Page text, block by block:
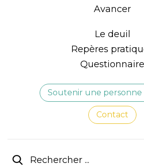
Avancer
Le deuil
Repères
Questionnaire
Soutenir une personne
Contact